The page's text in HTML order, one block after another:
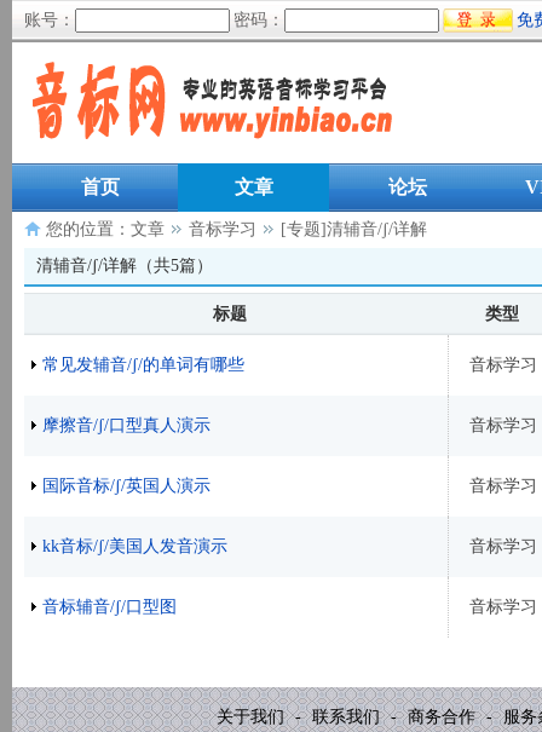
账号： 密码： 免
首页 文章 论坛
您的位置： 文章 音标学习
[专题]清辅音/ʃ/详解
清辅音/ʃ/详解（共5篇）
标题 类型
常见发辅音/ʃ/的单词有哪些 音标学习
摩擦音/ʃ/口型真人演示 音标学习
国际音标/ʃ/英国人演示 音标学习
kk音标/ʃ/美国人发音演示 音标学习
音标辅音/ʃ/口型图 音标学习
关于我们 - 联系我们 - 商务合作 - 服务